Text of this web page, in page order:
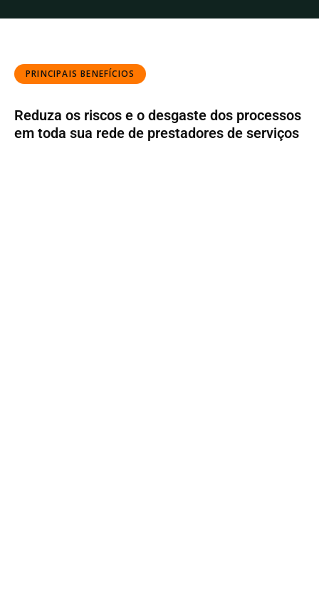
PRINCIPAIS BENEFÍCIOS
Reduza os riscos e o desgaste dos processos
em toda sua rede de prestadores de serviços